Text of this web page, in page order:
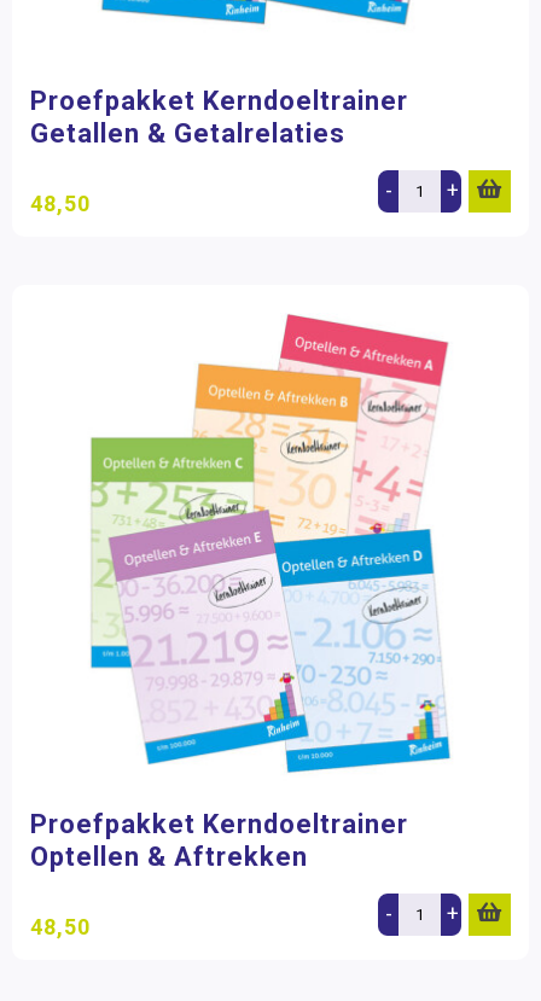
Proefpakket Kerndoeltrainer
Getallen & Getalrelaties
48,50 - +
Proefpakket Kerndoeltrainer
Optellen & Aftrekken
48,50 - +